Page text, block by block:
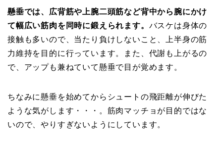
懸垂では、広背筋や上腕二頭筋など背中から腕にかけ
て幅広い筋肉を同時に鍛えられます。 バスケは身体の
接触も多いので、当たり負けしないこと、上半身の筋
力維持を目的に行っています。また、代謝も上がるの
で、アップも兼ねていて懸垂で目が覚めます。
ちなみに懸垂を始めてからシュートの飛距離が伸びた
ような気がします・・・。筋肉マッチョが目的ではな
いので、やりすぎないようにしています。